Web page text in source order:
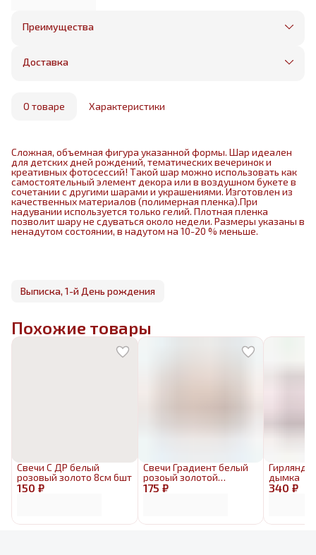
Преимущества
Оплата частями в Сплит
Бесплатная доставка в пределах КАД
маркетплейса
Доставка
О товаре Характеристики
Сложная, объемная фигура указанной формы. Шар идеален
для детских дней рождений, тематических вечеринок и
креативных фотосессий! Такой шар можно использовать как
самостоятельный элемент декора или в воздушном букете в
сочетании с другими шарами и украшениями. Изготовлен из
качественных материалов (полимерная пленка).При
надувании используется только гелий. Плотная пленка
позволит шару не сдуваться около недели. Размеры указаны в
ненадутом состоянии, в надутом на 10-20 % меньше.
Выписка, 1-й День рождения
Похожие товары
150 ₽
Свечи С ДР белый
розовый золото 8см 6шт
175 ₽
Свечи Градиент белый
розоый золотой
перламутр 8см 6шт
340 ₽
Гирлянда
дымка